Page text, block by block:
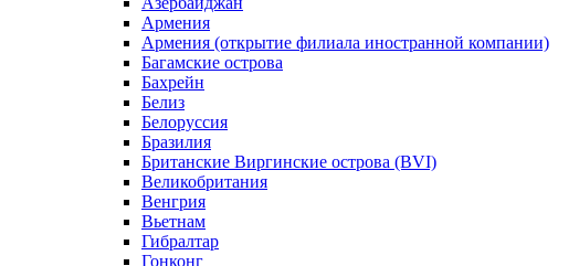
Армения
Армения (открытие филиала иностранной компании)
Багамские острова
Бахрейн
Белиз
Белоруссия
Бразилия
Британские Виргинские острова (BVI)
Великобритания
Венгрия
Вьетнам
Гибралтар
Гонконг